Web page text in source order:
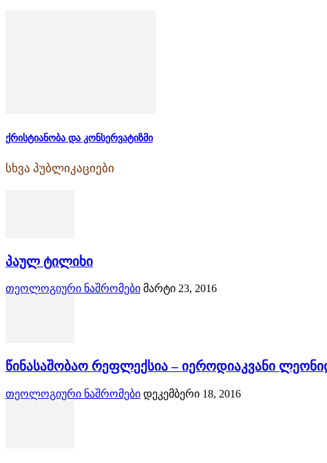
ქრისტიანობა და კონსერვატიზმი
სხვა პუბლიკაციები
პაულ ტილიხი
თეოლოგიური ნაშრომები მარტი 23, 2016
წინასაშობაო რეფლექსია – იეროდიაკვანი
თეოლოგიური ნაშრომები დეკემბერი 18, 2016